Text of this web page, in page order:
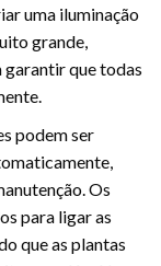
uma iluminação
grande,
garantir que todas
podem ser
Os
para ligar as
que as plantas